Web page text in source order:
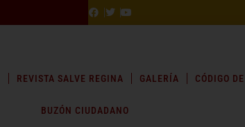
REVISTA SALVE REGINA GALERÍA CÓDIGO
BUZÓN CIUDADANO